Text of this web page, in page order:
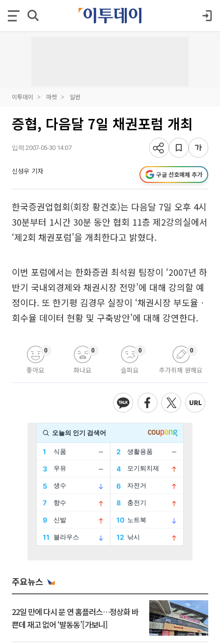
이투데이 마켓 일반
증협, 다음달 7일 채권포럼 개최
입력 2007-05-30 14:07
신성우 기자 구글 선호매체 추가
한국증권업협회(회장 황건호)는 다음달 7일 오후 4시
30분부터 1시간 30분 동안 협회 11층 제2강의실에서
‘제2회 채권포럼’을 개최한다고 밝혔다.
이번 포럼에서는 한화증권 최석원 팀장이 ‘2007년 하
반기 국내외경제와 채권시장 전망’에 대해 강의할 예
정이다. 또 한기평 김경무 실장이 ‘채권시장 부도율ㆍ
회수율 데이터 현황 및 구축방안’에 대해 강연한다.
좋아요
0
화나요
0
슬퍼요
0
추가취재 원해요
0
주요뉴스
22일 만에 다시 문 연 홈플러스…정상화 바
쁜데 재고 없어 ‘발동동’[가보니]